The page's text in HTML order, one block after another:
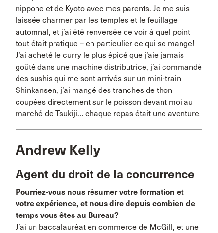
nippone et de Kyoto avec mes parents. Je me suis
laissée charmer par les temples et le feuillage
automnal, et j’ai été renversée de voir à quel point
tout était pratique – en particulier ce qui se mange!
J’ai acheté le curry le plus épicé que j’aie jamais
goûté dans une machine distributrice, j’ai commandé
des sushis qui me sont arrivés sur un mini-train
Shinkansen, j’ai mangé des tranches de thon
coupées directement sur le poisson devant moi au
marché de Tsukiji… chaque repas était une aventure.
Andrew Kelly
Agent du droit de la concurrence
Pourriez-vous nous résumer votre formation et
votre expérience, et nous dire depuis combien de
temps vous êtes au Bureau?
J’ai un baccalauréat en commerce de McGill, et une